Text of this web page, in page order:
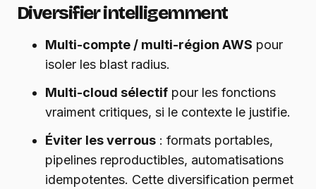
Diversifier intelligemment
Multi-compte / multi-région AWS pour
isoler les blast radius.
Multi-cloud sélectif pour les fonctions
vraiment critiques, si le contexte le justifie.
Éviter les verrous : formats portables,
pipelines reproductibles, automatisations
idempotentes. Cette diversification permet